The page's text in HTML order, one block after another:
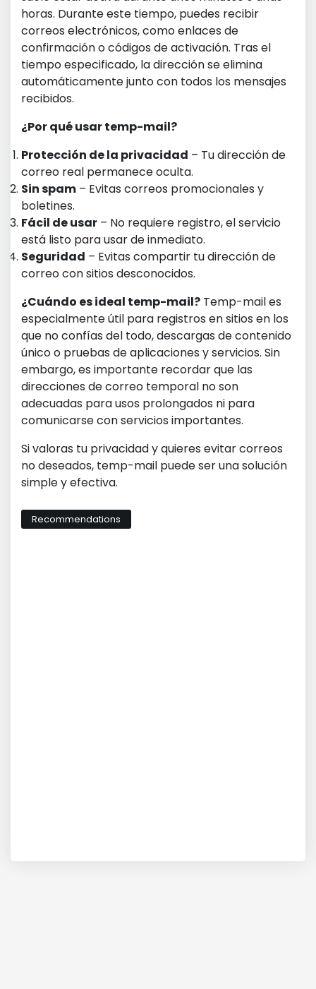
horas. Durante este tiempo, puedes recibir
correos electrónicos, como enlaces de
confirmación o códigos de activación. Tras el
tiempo especificado, la dirección se elimina
automáticamente junto con todos los mensajes
recibidos.
¿Por qué usar temp-mail?
Protección de la privacidad – Tu dirección de
correo real permanece oculta.
Sin spam – Evitas correos promocionales y
boletines.
Fácil de usar – No requiere registro, el servicio
está listo para usar de inmediato.
Seguridad – Evitas compartir tu dirección de
correo con sitios desconocidos.
¿Cuándo es ideal temp-mail? Temp-mail es
especialmente útil para registros en sitios en los
que no confías del todo, descargas de contenido
único o pruebas de aplicaciones y servicios. Sin
embargo, es importante recordar que las
direcciones de correo temporal no son
adecuadas para usos prolongados ni para
comunicarse con servicios importantes.
Si valoras tu privacidad y quieres evitar correos
no deseados, temp-mail puede ser una solución
simple y efectiva.
Recommendations